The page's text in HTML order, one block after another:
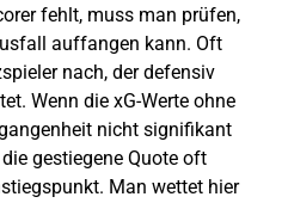
fehlt, muss man prüfen,
auffangen kann. Oft
nach, der defensiv
Wenn die xG-Werte ohne
nicht signifikant
gestiegene Quote oft
Man wettet hier